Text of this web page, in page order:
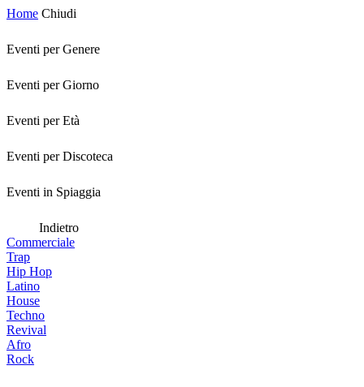
Home Chiudi
Eventi per Genere
Eventi per Giorno
Eventi per Età
Eventi per Discoteca
Eventi in Spiaggia
Indietro
Commerciale
Trap
Hip Hop
Latino
House
Techno
Revival
Afro
Rock